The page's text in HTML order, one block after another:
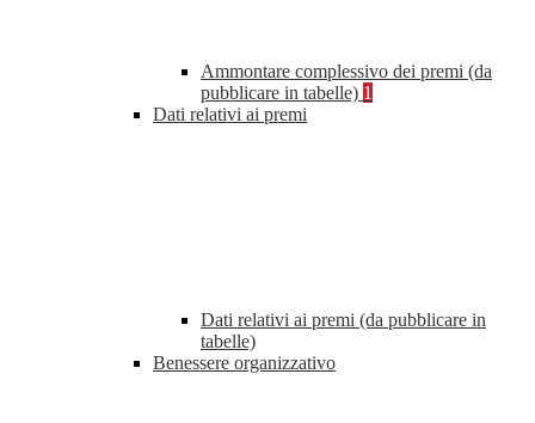
Ammontare complessivo dei premi (da
pubblicare in tabelle) 1
Dati relativi ai premi
Dati relativi ai premi (da pubblicare in
tabelle)
Benessere organizzativo